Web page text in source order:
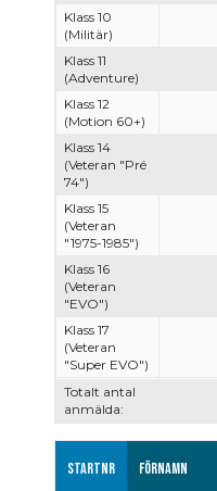
Totalt antal
anmälda:
Klass 10
(Militär)
Klass 11
(Adventure)
Klass 12
(Motion 60+)
Klass 14
(Veteran "Pré
74")
Klass 15
(Veteran
"1975-1985")
Klass 16
(Veteran
"EVO")
Klass 17
(Veteran
"Super EVO")
Startnr Förnamn